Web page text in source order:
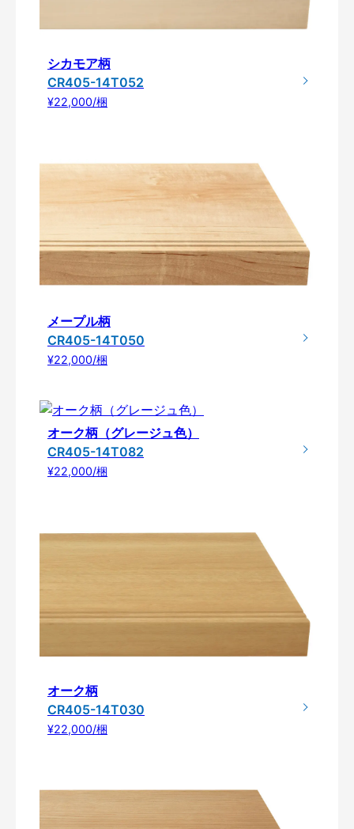
シカモア柄
CR405-14T052
¥22,000/梱
メープル柄
CR405-14T050
¥22,000/梱
オーク柄（グレージュ色）
CR405-14T082
¥22,000/梱
オーク柄
CR405-14T030
¥22,000/梱